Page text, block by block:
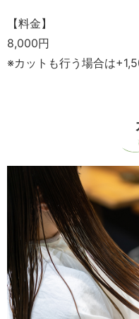
【料金】
8,000円
※カットも行う場合は